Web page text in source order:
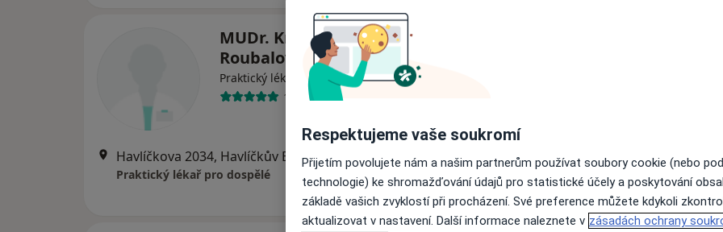
MUDr. Kristina
Roubalová
Praktický lékař
17 názorů
Havlíčkova 2034, Havlíčkův Brod • Mapa
Praktický lékař pro dospělé
Respektujeme vaše soukromí
Přijetím povolujete nám a našim partnerům používat soubory cookie (nebo
technologie) ke shromažďování údajů pro statistické účely a poskytování
základě vašich zvyklostí při procházení. Své preference můžete kdykoli
aktualizovat v nastavení. Další informace naleznete v zásadách ochrany